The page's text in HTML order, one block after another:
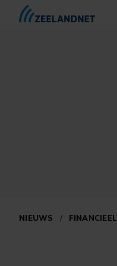
NIEUWS / FINANCIEEL